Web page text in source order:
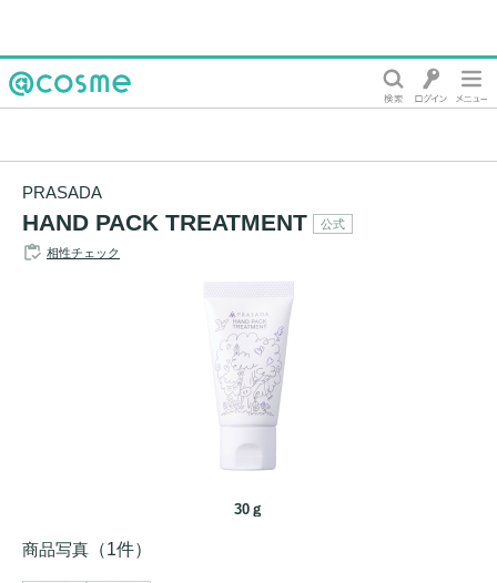
PRASADA
HAND PACK TREATMENT 公式
相性チェック
30ｇ
商品写真 （1件）